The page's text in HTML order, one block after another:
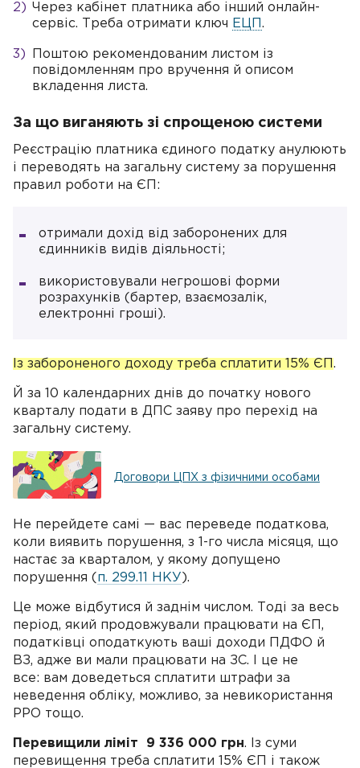
Через кабінет платника або інший онлайн-
сервіс. Треба отримати ключ ЕЦП .
Поштою рекомендованим листом із
повідомленням про вручення й описом
вкладення листа.
За що виганяють зі спрощеною системи
Реєстрацію платника єдиного податку анулюють
і переводять на загальну систему за порушення
правил роботи на ЄП:
отримали дохід від заборонених для
єдинників видів діяльності;
використовували негрошові форми
розрахунків (бартер, взаємозалік,
електронні гроші).
Із забороненого доходу треба сплатити 15% ЄП .
Й за 10 календарних днів до початку нового
кварталу подати в ДПС заяву про перехід на
загальну систему.
Договори ЦПХ з фізичними особами
Не перейдете самі — вас переведе податкова,
коли виявить порушення, з 1-го числа місяця, що
настає за кварталом, у якому допущено
порушення ( п. 299.11 НКУ ).
Це може відбутися й заднім числом. Тоді за весь
період, який продовжували працювати на ЄП,
податківці оподаткують ваші доходи ПДФО й
ВЗ, адже ви мали працювати на ЗС. І це не
все: вам доведеться сплатити штрафи за
неведення обліку, можливо, за невикористання
РРО тощо.
Перевищили ліміт 9 336 000 грн. Із суми
перевищення треба сплатити 15% ЄП і також